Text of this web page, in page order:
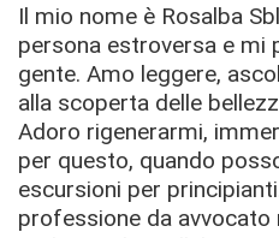
Il mio nome è Rosalba
persona estroversa e mi
gente. Amo leggere,
alla scoperta delle
Adoro rigenerarmi,
per questo, quando
escursioni per
professione da avvocato